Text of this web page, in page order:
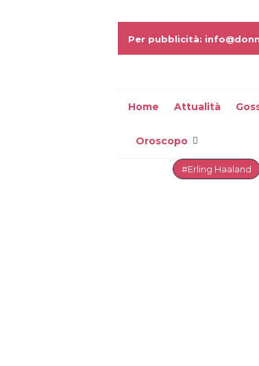
Per pubblicità:
Home Attualità
Oroscopo
#Erling Haaland